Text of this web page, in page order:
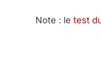
Note : le test